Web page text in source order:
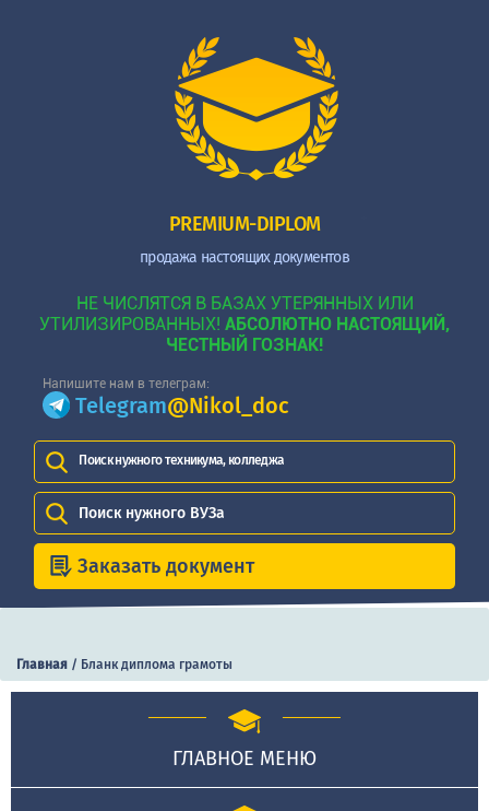
PREMIUM-DIPLOM
продажа настоящих документов
НЕ ЧИСЛЯТСЯ В БАЗАХ УТЕРЯННЫХ ИЛИ
УТИЛИЗИРОВАННЫХ! АБСОЛЮТНО НАСТОЯЩИЙ,
ЧЕСТНЫЙ ГОЗНАК!
Напишите нам в телеграм:
Telegram@Nikol_doc
Поиск нужного техникума, колледжа
Поиск нужного ВУЗа
Заказать документ
Главная / Бланк диплома грамоты
ГЛАВНОЕ МЕНЮ